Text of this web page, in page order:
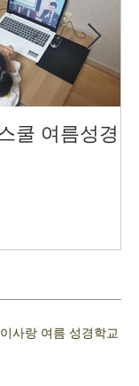
쿨 여름성경
사랑 여름 성경학교